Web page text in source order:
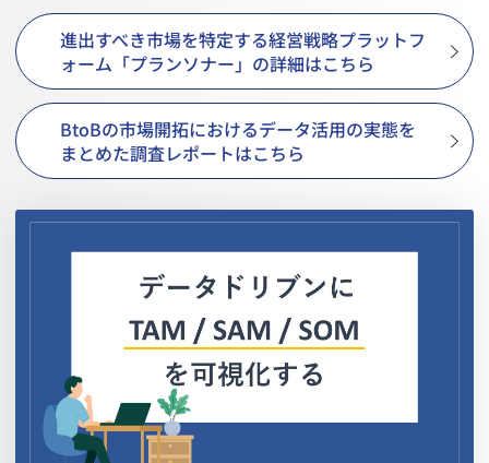
進出すべき市場を特定する経営戦略プラットフ
ォーム「プランソナー」の詳細はこちら
BtoBの市場開拓におけるデータ活用の実態を
まとめた調査レポートはこちら